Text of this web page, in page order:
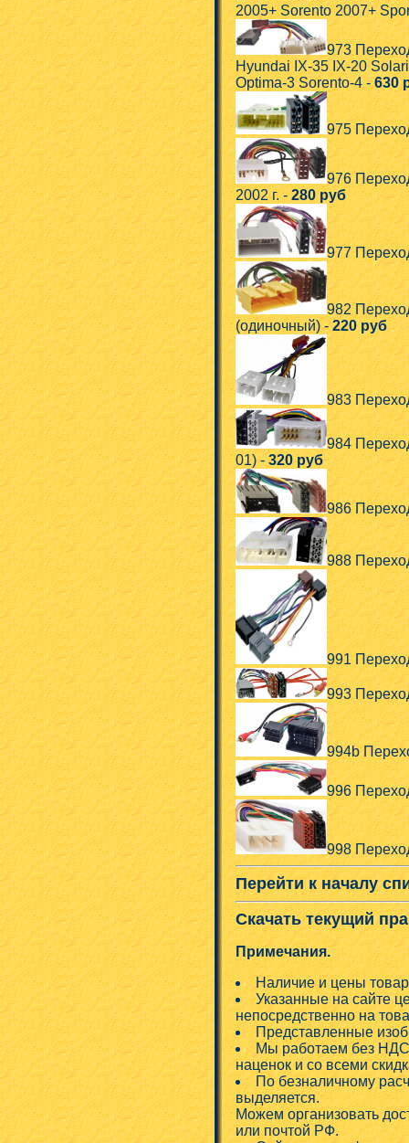
2005+ Sorento 2007+
973
Hyundai IX-35 IX-20
Optima-3 Sorento-4 -630
975
976
2002 г. -280 руб
977
982
(одиночный) -220 руб
983
984
01) -320 руб
986
988
991
993
994b
996
998
Перейти к началу
Скачать текущий
Примечания.
Наличие и цены
Указанные на сайте
непосредственно на
Представленные
Мы работаем без
наценок и со всеми
По безналичному
выделяется.
Можем организовать
или почтой РФ.